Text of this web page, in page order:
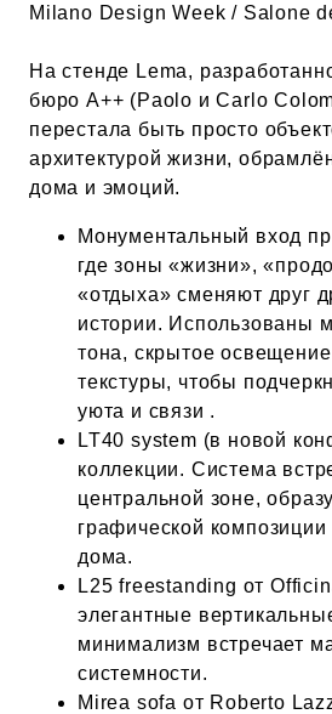
Milano Design Week / Salone
На стенде Lema,
бюро A++ (Paolo и Carlo
перестала быть просто
архитектурой жизни,
дома и эмоций.
Монументальный вход
где зоны «жизни»,
«отдыха» сменяют друг
истории. Использованы
тона, скрытое
текстуры, чтобы
уюта и связи .
LT40 system (в новой
коллекции. Система
центральной зоне,
графической композиции
дома.
L25 freestanding от
элегантные
минимализм встречает
системности.
Mirea sofa от Roberto